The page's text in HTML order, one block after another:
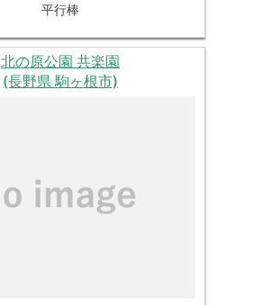
平行棒
北の原公園 共楽園
(長野県 駒ヶ根市)